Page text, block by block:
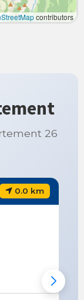
contributors
26
0.0 km